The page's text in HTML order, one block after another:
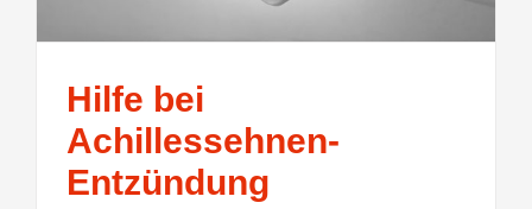
Hilfe bei
Achillessehnen-
Entzündung